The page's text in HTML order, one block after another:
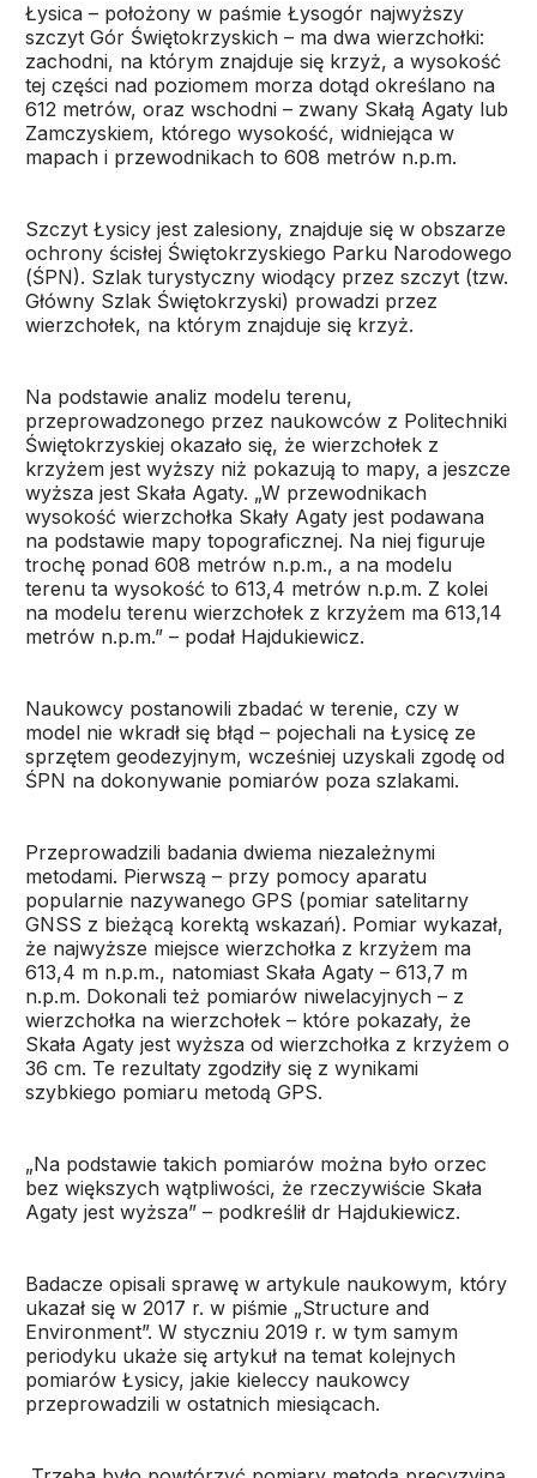
Łysica – położony w paśmie Łysogór najwyższy
szczyt Gór Świętokrzyskich – ma dwa wierzchołki:
zachodni, na którym znajduje się krzyż, a wysokość
tej części nad poziomem morza dotąd określano na
612 metrów, oraz wschodni – zwany Skałą Agaty lub
Zamczyskiem, którego wysokość, widniejąca w
mapach i przewodnikach to 608 metrów n.p.m.
Szczyt Łysicy jest zalesiony, znajduje się w obszarze
ochrony ścisłej Świętokrzyskiego Parku Narodowego
(ŚPN). Szlak turystyczny wiodący przez szczyt (tzw.
Główny Szlak Świętokrzyski) prowadzi przez
wierzchołek, na którym znajduje się krzyż.
Na podstawie analiz modelu terenu,
przeprowadzonego przez naukowców z Politechniki
Świętokrzyskiej okazało się, że wierzchołek z
krzyżem jest wyższy niż pokazują to mapy, a jeszcze
wyższa jest Skała Agaty. „W przewodnikach
wysokość wierzchołka Skały Agaty jest podawana
na podstawie mapy topograficznej. Na niej figuruje
trochę ponad 608 metrów n.p.m., a na modelu
terenu ta wysokość to 613,4 metrów n.p.m. Z kolei
na modelu terenu wierzchołek z krzyżem ma 613,14
metrów n.p.m.” – podał Hajdukiewicz.
Naukowcy postanowili zbadać w terenie, czy w
model nie wkradł się błąd – pojechali na Łysicę ze
sprzętem geodezyjnym, wcześniej uzyskali zgodę od
ŚPN na dokonywanie pomiarów poza szlakami.
Przeprowadzili badania dwiema niezależnymi
metodami. Pierwszą – przy pomocy aparatu
popularnie nazywanego GPS (pomiar satelitarny
GNSS z bieżącą korektą wskazań). Pomiar wykazał,
że najwyższe miejsce wierzchołka z krzyżem ma
613,4 m n.p.m., natomiast Skała Agaty – 613,7 m
n.p.m. Dokonali też pomiarów niwelacyjnych – z
wierzchołka na wierzchołek – które pokazały, że
Skała Agaty jest wyższa od wierzchołka z krzyżem o
36 cm. Te rezultaty zgodziły się z wynikami
szybkiego pomiaru metodą GPS.
„Na podstawie takich pomiarów można było orzec
bez większych wątpliwości, że rzeczywiście Skała
Agaty jest wyższa” – podkreślił dr Hajdukiewicz.
Badacze opisali sprawę w artykule naukowym, który
ukazał się w 2017 r. w piśmie „Structure and
Environment”. W styczniu 2019 r. w tym samym
periodyku ukaże się artykuł na temat kolejnych
pomiarów Łysicy, jakie kieleccy naukowcy
przeprowadzili w ostatnich miesiącach.